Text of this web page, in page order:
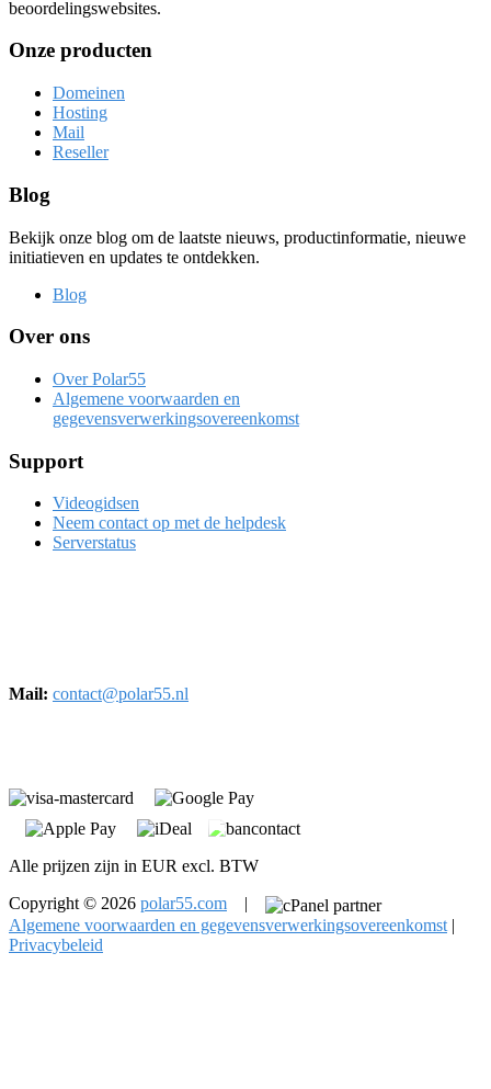
beoordelingswebsites.
Onze producten
Domeinen
Hosting
Mail
Reseller
Blog
Bekijk onze blog om de laatste nieuws, productinformatie, nieuwe
initiatieven en updates te ontdekken.
Blog
Over ons
Over Polar55
Algemene voorwaarden en
gegevensverwerkingsovereenkomst
Support
Videogidsen
Neem contact op met de helpdesk
Serverstatus
Mail: contact@polar55.nl
Alle prijzen zijn in EUR excl. BTW
Copyright © 2026 polar55.com
Algemene voorwaarden en gegevensverwerkingsovereenkomst |
Privacybeleid